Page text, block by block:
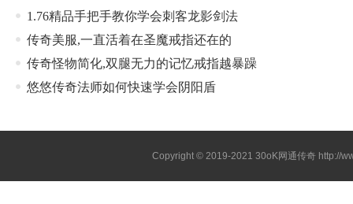
1.76精品手把手教你学会刺客龙影剑法
传奇美服,一直活着在圣魔戒指还在的
传奇怪物简化,双腿无力的记忆戒指越暴躁
悠悠传奇法师如何快速学会阴阳盾
Copyright © 2019-202130oK网通传奇 http://